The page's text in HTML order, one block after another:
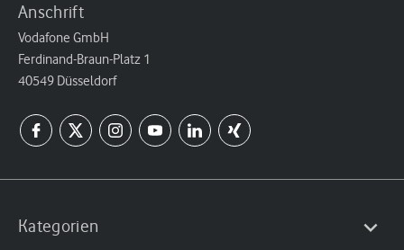
Anschrift
Vodafone GmbH
Ferdinand-Braun-Platz 1
40549 Düsseldorf
Kategorien